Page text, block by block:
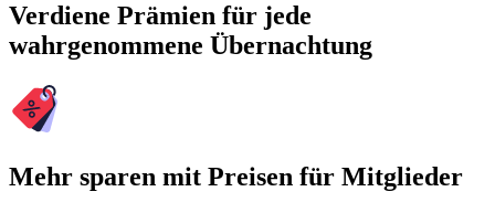
Verdiene Prämien für jede
wahrgenommene Übernachtung
Mehr sparen mit Preisen für Mitglieder